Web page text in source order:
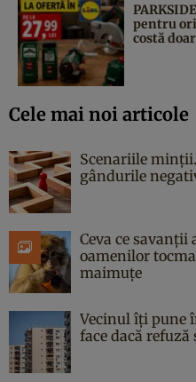
pentru
costă doar
Cele mai noi articole
Scenariile
gândurile
Ceva ce savanții
oamenilor
maimuțe
Vecinul îți pune
face dacă refuză